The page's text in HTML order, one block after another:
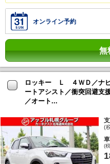
オンライン予約
無
ロッキー Ｌ ４ＷＤ／ナビ
ートアシスト／衝突回避支
／オート...
(
(